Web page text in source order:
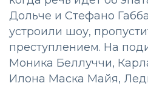
Дольче и Стефано
устроили шоу,
преступлением. На
Моника Беллуччи,
Илона Маска Майя,